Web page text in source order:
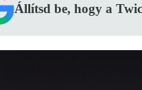
Állítsd be, hogy a